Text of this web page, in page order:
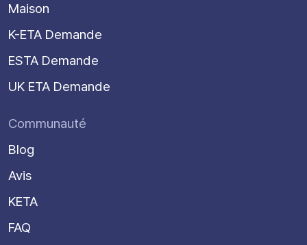
Maison
K-ETA Demande
ESTA Demande
UK ETA Demande
Communauté
Blog
Avis
KETA
FAQ